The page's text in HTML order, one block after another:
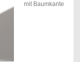
mit Baumkante